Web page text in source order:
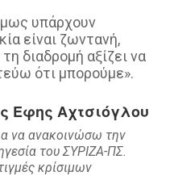
υπάρχουν
είναι ζωντανή,
διαδρομή αξίζει να
ότι μπορούμε».
Εφης Αχτσιόγλου
να ανακοινώσω την
του ΣΥΡΙΖΑ-ΠΣ.
κρίσιμων